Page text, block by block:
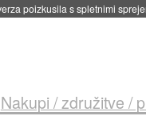
agencija razvija svojo
Nakupi / združitve /